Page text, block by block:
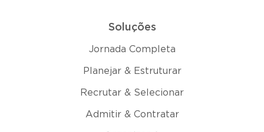
Soluções
Jornada Completa
Planejar & Estruturar
Recrutar & Selecionar
Admitir & Contratar